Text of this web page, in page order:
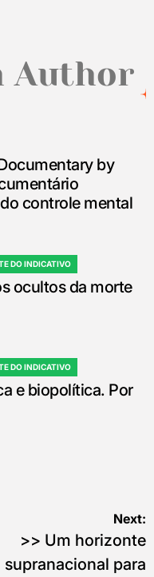
Author
by
controle mental
DO INDICATIVO
ocultos da morte
DO INDICATIVO
e biopolítica. Por
Next:
>> Um horizonte
supranacional para